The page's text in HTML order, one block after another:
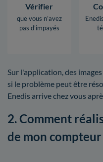
Vérifier
que vous n’avez
pas d’impayés
Sur l'application, des
si le problème peut être
Enedis arrive chez vous
2. Comment
de mon compteur